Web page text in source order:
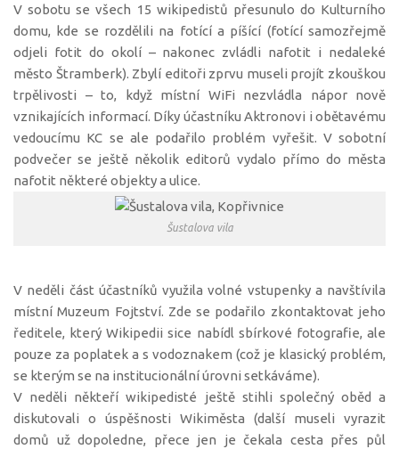
V sobotu se všech 15 wikipedistů přesunulo do Kulturního
domu, kde se rozdělili na fotící a píšící (fotící samozřejmě
odjeli fotit do okolí – nakonec zvládli nafotit i nedaleké
město Štramberk). Zbylí editoři zprvu museli projít zkouškou
trpělivosti – to, když místní WiFi nezvládla nápor nově
vznikajících informací. Díky účastníku Aktronovi i obětavému
vedoucímu KC se ale podařilo problém vyřešit. V sobotní
podvečer se ještě několik editorů vydalo přímo do města
nafotit některé objekty a ulice.
Šustalova vila
V neděli část účastníků využila volné vstupenky a navštívila
místní Muzeum Fojtství. Zde se podařilo zkontaktovat jeho
ředitele, který Wikipedii sice nabídl sbírkové fotografie, ale
pouze za poplatek a s vodoznakem (což je klasický problém,
se kterým se na institucionální úrovni setkáváme).
V neděli někteří wikipedisté ještě stihli společný oběd a
diskutovali o úspěšnosti Wikiměsta (další museli vyrazit
domů už dopoledne, přece jen je čekala cesta přes půl